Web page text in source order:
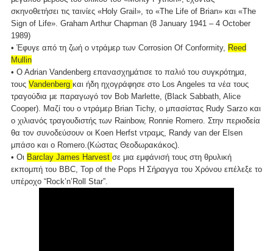
σκηνοθετήσει τις ταινίες «Holy Grail», τo «The Life of Brian» και «The
Sign of Life». Graham Arthur Chapman (8 January 1941 – 4 October
1989)
• Έφυγε από τη ζωή ο ντράμερ των Corrosion Of Conformity, Reed
Mullin
• O Adrian Vandenberg επανασχημάτισε το παλιό του συγκρότημα,
τους Vandenberg και ήδη ηχογράφησε στο Los Angeles τα νέα τους
τραγούδια με παραγωγό τον Bob Marlette, (Black Sabbath, Alice
Cooper). Μαζί του ο ντράμερ Brian Tichy, ο μπασίστας Rudy Sarzo και
ο χιλιανός τραγουδιστής των Rainbow, Ronnie Romero. Στην περιοδεία
θα τον συνοδεύσουν οι Koen Herfst ντραμς, Randy van der Elsen
μπάσο και ο Romero.(Κώστας Θεοδωρακάκος).
• Οι Barclay James Harvest σε μια εμφάνισή τους στη θρυλική
εκπομπή του BBC, Top of the Pops Η Σήραγγα του Χρόνου επέλεξε το
υπέροχο “Rock’n’Roll Star”.